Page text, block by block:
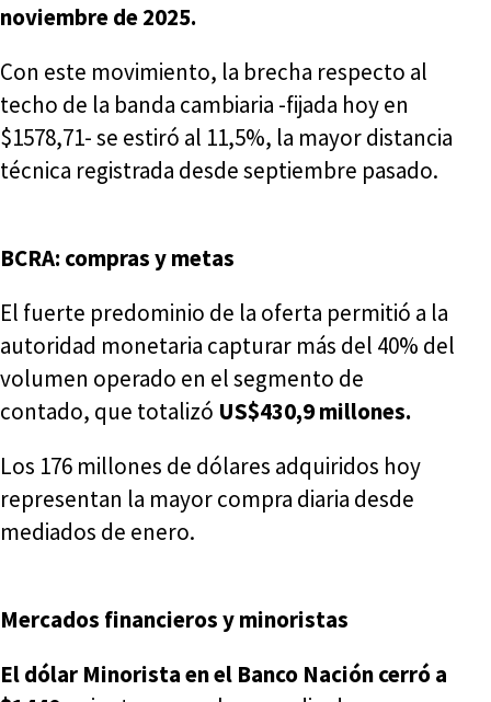
noviembre de 2025.
Con este movimiento, la brecha respecto al
techo de la banda cambiaria -fijada hoy en
$1578,71- se estiró al 11,5%, la mayor distancia
técnica registrada desde septiembre pasado.
BCRA: compras y metas
El fuerte predominio de la oferta permitió a la
autoridad monetaria capturar más del 40% del
volumen operado en el segmento de
contado, que totalizó US$430,9 millones.
Los 176 millones de dólares adquiridos hoy
representan la mayor compra diaria desde
mediados de enero.
Mercados financieros y minoristas
El dólar Minorista en el Banco Nación cerró a